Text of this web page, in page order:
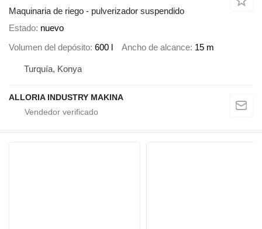
Maquinaria de riego - pulverizador suspendido
Estado nuevo
Volumen del depósito 600 l Ancho de alcance 15 m
Turquía, Konya
ALLORIA INDUSTRY MAKINA